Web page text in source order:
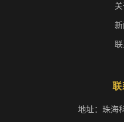
联
地址：珠海